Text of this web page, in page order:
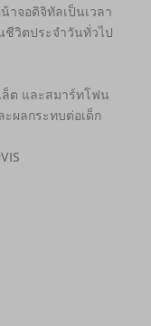
าจอดิจิทัลเป็นเวลา
ชีวิตประจำวันทั่วไป
ต และสมาร์ทโฟน
ผลกระทบต่อเด็ก